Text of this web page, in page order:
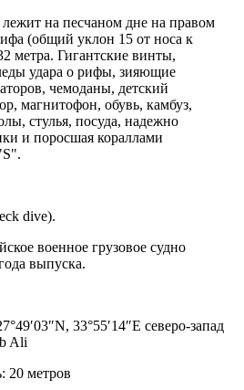
на песчаном дне на правом
(общий уклон 15 от носа к
метра. Гигантские винты,
удара о рифы, зияющие
чемоданы, детский
магнитофон, обувь, камбуз,
стулья, посуда, надежно
и поросшая кораллами
dive).
военное грузовое судно
выпуска.
33°55′14″E северо-запад
Ali
20 метров